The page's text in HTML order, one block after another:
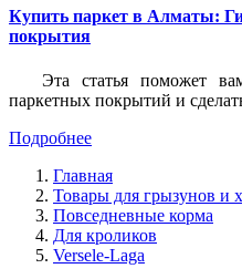
Купить паркет в Алматы:
покрытия
Эта статья поможет
паркетных покрытий и
Подробнее
Главная
Товары для грызунов и
Повседневные корма
Для кроликов
Versele-Laga